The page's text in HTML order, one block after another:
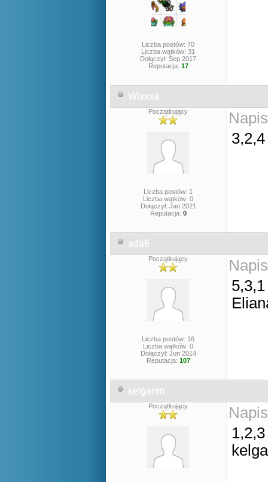
Liczba postów: 70
Liczba wątków: 31
Dołączył: Sep 2017
Reputacja: 17
Wixxxa
Początkujący
Liczba postów: 1
Liczba wątków: 0
Dołączył: Jan 2021
Reputacja: 0
ada6
Początkujący
Liczba postów: 16
Liczba wątków: 0
Dołączył: Jun 2014
Reputacja: 107
5,3,1
kelgarim
Początkujący
1,2,3